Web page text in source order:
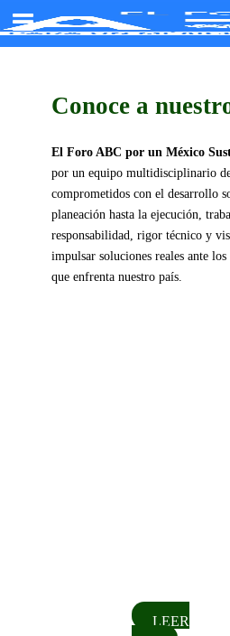
Conoce a
El Foro ABC por un México
por un equipo multidisciplinario
comprometidos con el desarrollo
planeación hasta la ejecución,
responsabilidad, rigor técnico y
impulsar soluciones reales ante los
que enfrenta nuestro país.
LEER